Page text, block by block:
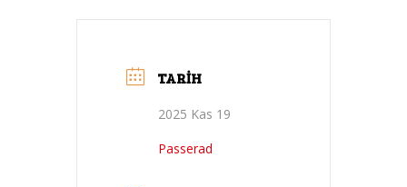
TARIH
2025 Kas 19
Passerad